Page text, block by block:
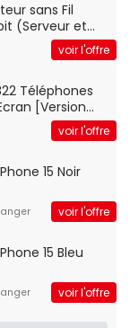
sans Fil
(Serveur et
Mode Point
Parental,
voir l'offre
Téléphones
[Version
voir l'offre
15 Noir
voir l'offre
15 Bleu
voir l'offre